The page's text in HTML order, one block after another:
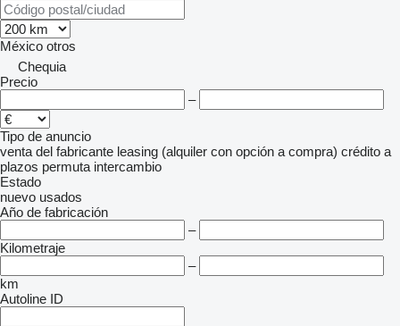
México otros
Chequia
Precio
–
Tipo de anuncio
venta del fabricante leasing (alquiler con opción a compra) crédito a
plazos permuta intercambio
Estado
nuevo usados
Año de fabricación
–
Kilometraje
–
km
Autoline ID